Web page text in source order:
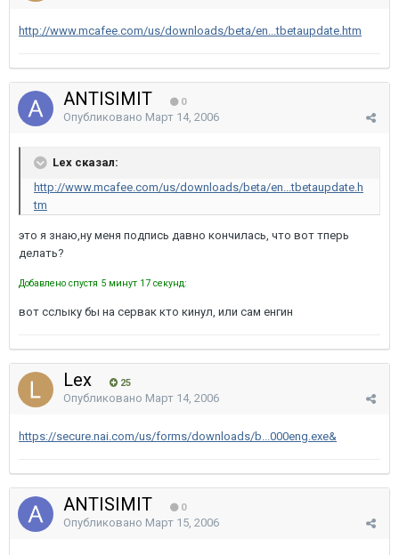
http://www.mcafee.com/us/downloads/beta/en...tbetaupdate.htm
ANTISIMIT 0
Опубликовано Март 14, 2006
Lex сказал:
http://www.mcafee.com/us/downloads/beta/en...tbetaupdate.h
tm
это я знаю,ну меня подпись давно кончилась, что вот тперь
делать?
Добавлено спустя 5 минут 17 секунд:
вот сслыку бы на сервак кто кинул, или сам енгин
Lex 25
Опубликовано Март 14, 2006
https://secure.nai.com/us/forms/downloads/b...000eng.exe&
ANTISIMIT 0
Опубликовано Март 15, 2006